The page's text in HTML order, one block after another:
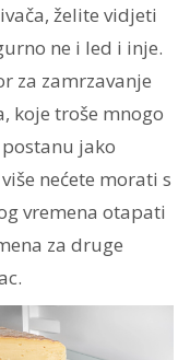
želite vidjeti
ne i led i inje.
za zamrzavanje
koje troše mnogo
jako
nećete morati s
vremena otapati
za druge